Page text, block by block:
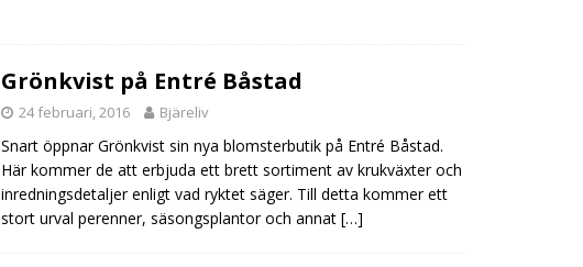
Grönkvist på Entré Båstad
24 februari, 2016 Bjäreliv
Snart öppnar Grönkvist sin nya blomsterbutik på Entré Båstad.
Här kommer de att erbjuda ett brett sortiment av krukväxter och
inredningsdetaljer enligt vad ryktet säger. Till detta kommer ett
stort urval perenner, säsongsplantor och annat […]